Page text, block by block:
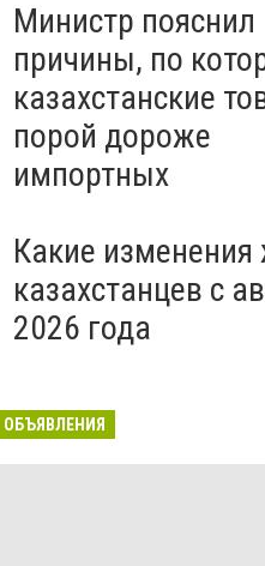
Министр пояснил
причины, по
казахстанские
порой дороже
импортных
Какие изменения
казахстанцев с
2026 года
ОБЪЯВЛЕНИЯ